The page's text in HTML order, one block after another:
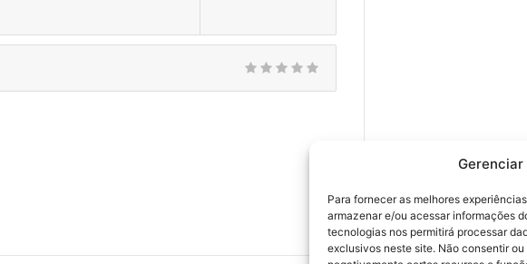
Para fornecer as melhores
armazenar e/ou acessar informações
tecnologias nos permitirá processar
exclusivos neste site. Não consentir